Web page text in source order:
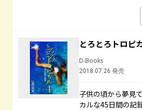
とろとろトロ
D-Books
2018.07.26 発売
子供の頃から夢見
カルな45日間の記